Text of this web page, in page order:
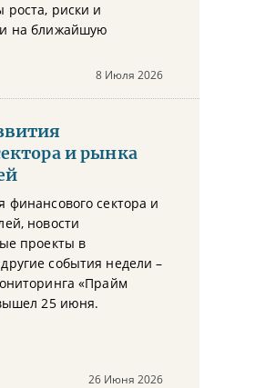
риски и
на ближайшую
8 Июля 2026
и рынка
финансового сектора и
новости
проекты в
события недели –
«Прайм
25 июня.
26 Июня 2026